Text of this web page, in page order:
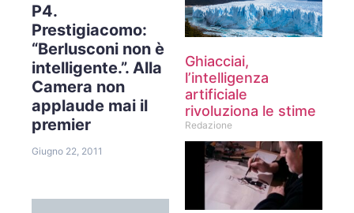
P4.
Prestigiacomo:
“Berlusconi non è
intelligente.”. Alla
Camera non
applaude mai il
premier
Giugno 22, 2011
Ghiacciai,
l’intelligenza
artificiale
rivoluziona le stime
Redazione